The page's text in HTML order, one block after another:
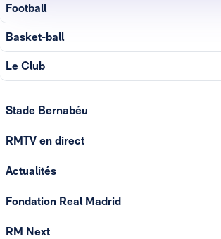
Football
Basket-ball
Le Club
Stade Bernabéu
RMTV en direct
Actualités
Fondation Real Madrid
RM Next